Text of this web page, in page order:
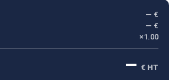
— €
— €
×1.00
— € HT